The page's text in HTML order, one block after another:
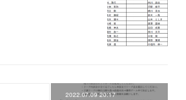
2022.07.09 20:17